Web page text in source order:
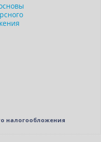
налогообложения